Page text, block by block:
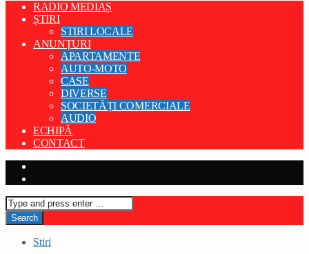
RADIO MEDIAȘ
ȘTIRI
STIRI LOCALE
ANUNȚURI
APARTAMENTE
AUTO-MOTO
CASE
DIVERSE
SOCIETĂȚI COMERCIALE
AUDIO
ECHIPĂ
CONTACT
Stiri